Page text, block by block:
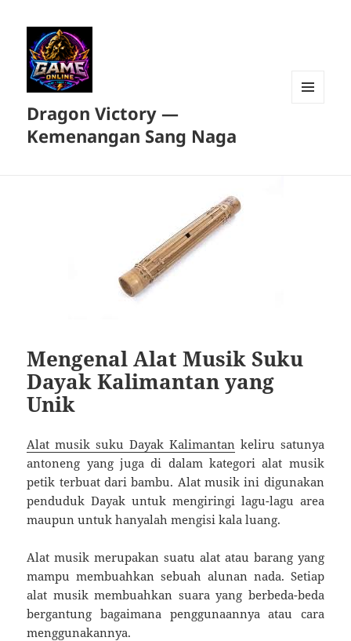
Dragon Victory —
Kemenangan Sang Naga
Mengenal Alat Musik Suku
Dayak Kalimantan yang
Unik
Alat musik suku Dayak Kalimantan keliru satunya
antoneng yang juga di dalam kategori alat musik
petik terbuat dari bambu. Alat musik ini digunakan
penduduk Dayak untuk mengiringi lagu-lagu area
maupun untuk hanyalah mengisi kala luang.
Alat musik merupakan suatu alat atau barang yang
mampu membuahkan sebuah alunan nada. Setiap
alat musik membuahkan suara yang berbeda-beda
bergantung bagaimana penggunaannya atau cara
menggunakannya.